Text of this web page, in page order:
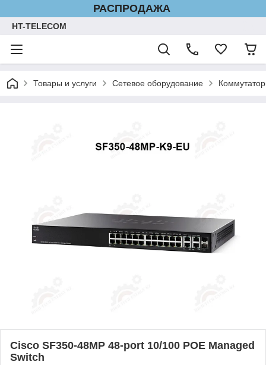
РАСПРОДАЖА
HT-TELECOM
Товары и услуги Сетевое оборудование
Cisco SF350-48MP 48-port 10/100 POE Managed
Switch